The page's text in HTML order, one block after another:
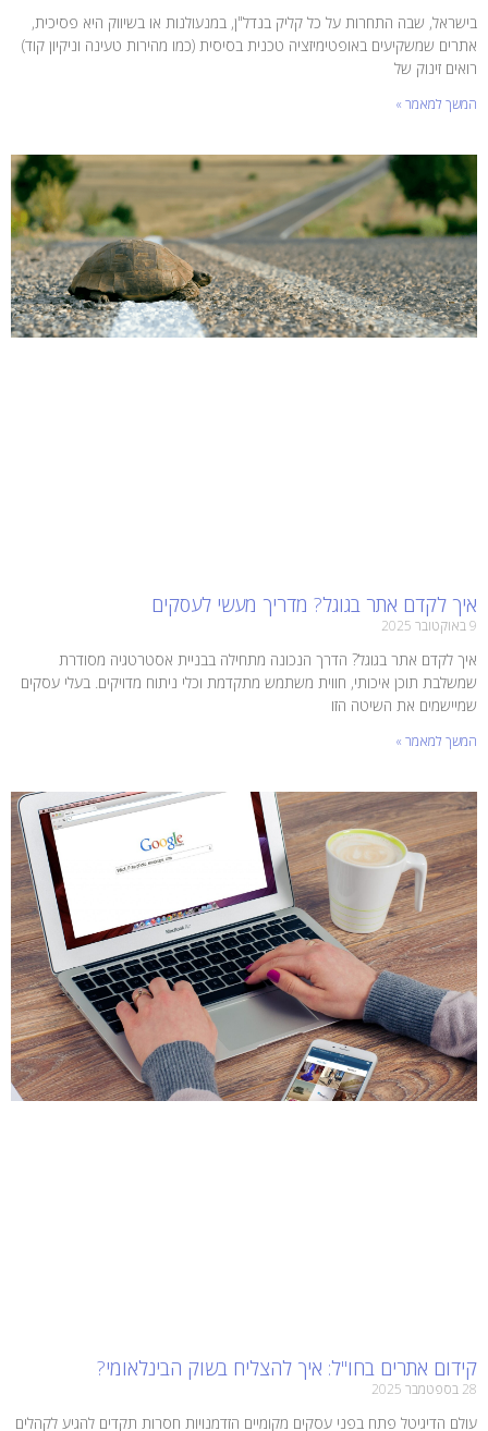
בישראל, שבה התחרות על כל קליק בנדל"ן, במנעולנות או בשיווק היא פסיכית,
אתרים שמשקיעים באופטימיזציה טכנית בסיסית (כמו מהירות טעינה וניקיון קוד)
רואים זינוק של
המשך למאמר »
איך לקדם אתר בגוגל? מדריך מעשי לעסקים
9 באוקטובר 2025
איך לקדם אתר בגוגל? הדרך הנכונה מתחילה בבניית אסטרטגיה מסודרת
שמשלבת תוכן איכותי, חווית משתמש מתקדמת וכלי ניתוח מדויקים. בעלי עסקים
שמיישמים את השיטה הזו
המשך למאמר »
קידום אתרים בחו"ל: איך להצליח בשוק הבינלאומי?
28 בספטמבר 2025
עולם הדיגיטל פתח בפני עסקים מקומיים הזדמנויות חסרות תקדים להגיע לקהלים